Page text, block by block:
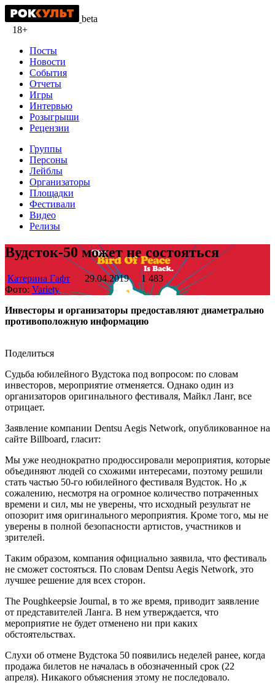
beta
18+
Посты
Новости
События
Отчеты
Игры
Интервью
Розыгрыши
Рецензии
Группы
Персоны
Лейблы
Организаторы
Площадки
Фестивали
Видео
Релизы
Вудсток-50 может не состояться
Катерина Гафт 29.04.2019
1 483
Фото: Variety
Инвесторы и организаторы предоставляют диаметрально
противоположную информацию
Поделиться
Судьба юбилейного Вудстока под вопросом: по словам
инвесторов, мероприятие отменяется. Однако один из
организаторов оригинального фестиваля, Майкл Ланг, все
отрицает.
Заявление компании Dentsu Aegis Network, опубликованное на
сайте Billboard, гласит:
Мы уже неоднократно продюссировали мероприятия, которые
объединяют людей со схожими интересами, поэтому решили
стать частью 50-го юбилейного фестиваля Вудсток. Но ,к
сожалению, несмотря на огромное количество потраченных
времени и сил, мы не уверены, что исходный результат не
опозорит имя оригинального мероприятия. Кроме того, мы не
уверены в полной безопасности артистов, участников и
зрителей.
Таким образом, компания официально заявила, что фестиваль
не сможет состояться. По словам Dentsu Aegis Network, это
лучшее решение для всех сторон.
The Poughkeepsie Journal, в то же время, приводит заявление
от представителей Ланга. В нем утверждается, что
мероприятие не будет отменено ни при каких
обстоятельствах.
Слухи об отмене Вудстока 50 появились неделей ранее, когда
продажа билетов не началась в обозначенный срок (22
апреля). Никакого объяснения этому не последовало.